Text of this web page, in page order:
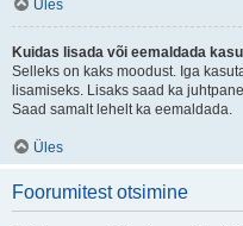
Üles
Kuidas lisada või eemaldada
Selleks on kaks moodust. Iga
lisamiseks. Lisaks saad ka
Saad samalt lehelt ka eemaldada.
Üles
Foorumitest otsimine